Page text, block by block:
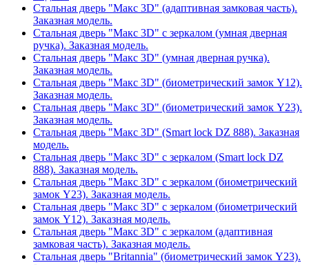
Стальная дверь "Макс 3D" (адаптивная замковая часть).
Заказная модель.
Стальная дверь "Макс 3D" с зеркалом (умная дверная
ручка). Заказная модель.
Стальная дверь "Макс 3D" (умная дверная ручка).
Заказная модель.
Стальная дверь "Макс 3D" (биометрический замок Y12).
Заказная модель.
Стальная дверь "Макс 3D" (биометрический замок Y23).
Заказная модель.
Стальная дверь "Макс 3D" (Smart lock DZ 888). Заказная
модель.
Стальная дверь "Макс 3D" с зеркалом (Smart lock DZ
888). Заказная модель.
Стальная дверь "Макс 3D" с зеркалом (биометрический
замок Y23). Заказная модель.
Стальная дверь "Макс 3D" с зеркалом (биометрический
замок Y12). Заказная модель.
Стальная дверь "Макс 3D" с зеркалом (адаптивная
замковая часть). Заказная модель.
Стальная дверь "Britannia" (биометрический замок Y23).